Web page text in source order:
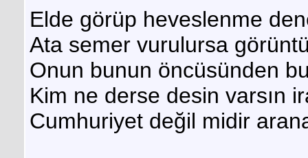
Elde görüp heveslenme
Ata semer vurulursa
Onun bunun öncüsünden
Kim ne derse desin varsın
Cumhuriyet değil midir